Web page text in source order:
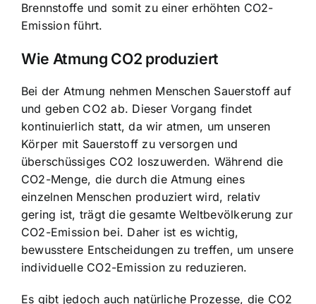
Brennstoffe und somit zu einer erhöhten CO2-
Emission führt.
Wie Atmung CO2 produziert
Bei der Atmung nehmen Menschen Sauerstoff auf
und geben CO2 ab. Dieser Vorgang findet
kontinuierlich statt, da wir atmen, um unseren
Körper mit Sauerstoff zu versorgen und
überschüssiges CO2 loszuwerden. Während die
CO2-Menge, die durch die Atmung eines
einzelnen Menschen produziert wird, relativ
gering ist, trägt die gesamte Weltbevölkerung zur
CO2-Emission bei. Daher ist es wichtig,
bewusstere Entscheidungen zu treffen, um unsere
individuelle CO2-Emission zu reduzieren.
Es gibt jedoch auch natürliche Prozesse, die CO2